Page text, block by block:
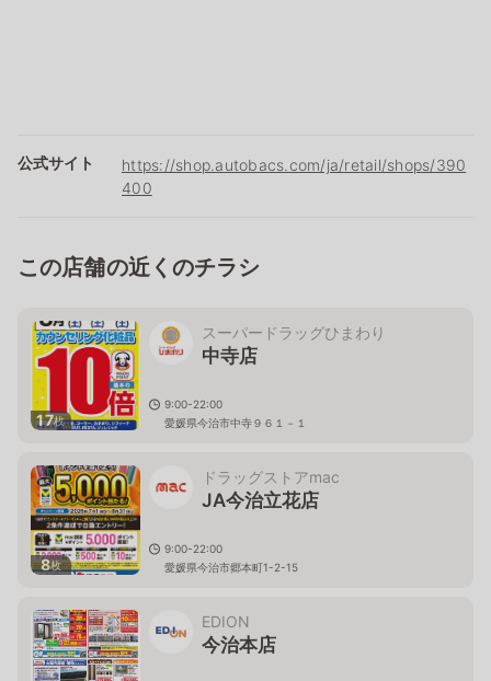
公式サイト
https://shop.autobacs.com/ja/retail/shops/390
400
この店舗の近くのチラシ
17枚
スーパードラッグひまわり
中寺店
9:00-22:00
愛媛県今治市中寺９６１－１
8枚
ドラッグストアmac
JA今治立花店
9:00-22:00
愛媛県今治市郷本町1-2-15
EDION
今治本店